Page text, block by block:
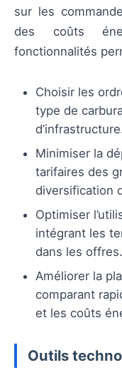
sur les
des coûts
fonctionnalités
Choisir les
type de
Minimiser la
tarifaires des
diversification
Optimiser
intégrant les
dans les offres.
Améliorer la
comparant
et les coûts
Outils